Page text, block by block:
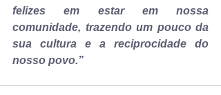
felizes em estar em nossa
comunidade, trazendo um pouco da
sua cultura e a reciprocidade do
nosso povo.”